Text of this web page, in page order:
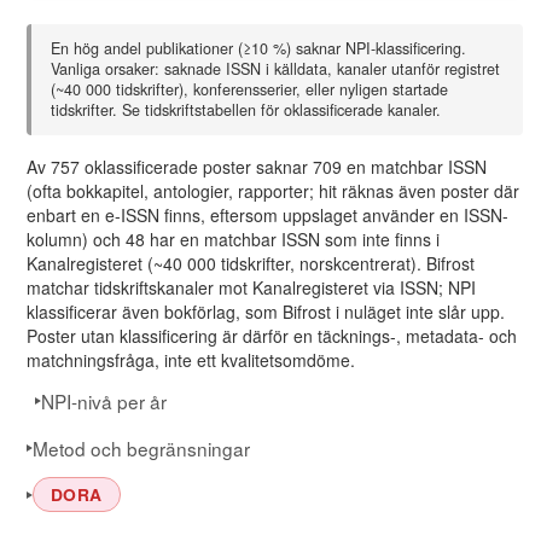
99
Evaluation
100
Feminist Theology
106
Gender, Place and Culture: A Journal of Feminist
107
Geografiska Notiser
109
Grafiknytt
110
Health SA Gesondheid: Journal of Interdisciplinary Health
111
Heritage & Society
117
International Journal of Emergency Services
118
International Journal of Heritage Studies (IJHS)
119
International Journal of Injury Control and Safety
En hög andel publikationer (≥10 %) saknar NPI-klassificering.
Vanliga orsaker: saknade ISSN i källdata, kanaler utanför registret
(~40 000 tidskrifter), konferensserier, eller nyligen startade
tidskrifter. Se tidskriftstabellen för oklassificerade kanaler.
Av 757 oklassificerade poster saknar 709 en matchbar ISSN
(ofta bokkapitel, antologier, rapporter; hit räknas även poster där
enbart en e-ISSN finns, eftersom uppslaget använder en ISSN-
kolumn) och 48 har en matchbar ISSN som inte finns i
Kanalregisteret (~40 000 tidskrifter, norskcentrerat). Bifrost
matchar tidskriftskanaler mot Kanalregisteret via ISSN; NPI
klassificerar även bokförlag, som Bifrost i nuläget inte slår upp.
Poster utan klassificering är därför en täcknings-, metadata- och
matchningsfråga, inte ett kvalitetsomdöme.
NPI-nivå per år
Metod och begränsningar
DORA